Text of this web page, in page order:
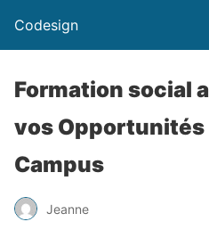
Codesign
Formation social
vos Opportunités
Campus
Jeanne